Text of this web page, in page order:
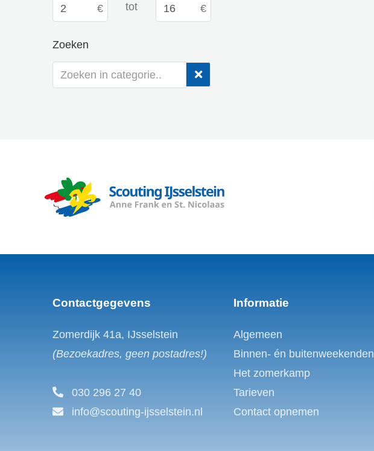
tot
Zoeken
Contactgegevens
Zomerdijk 41a, IJsselstein
(Bezoekadres, geen postadres!)
030 296 27 40
info@scouting-ijsselstein.nl
Informatie
Algemeen
Binnen- én buitenweekenden
Het zomerkamp
Tarieven
Contact opnemen